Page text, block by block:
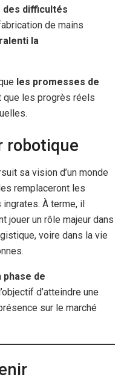
des difficultés
de mains
ralenti la
les promesses de
que les progrès réels
robotique
sa vision d’un monde
remplaceront les
À terme, il
jouer un rôle majeur dans
voire dans la vie
de
d’atteindre une
sur le marché